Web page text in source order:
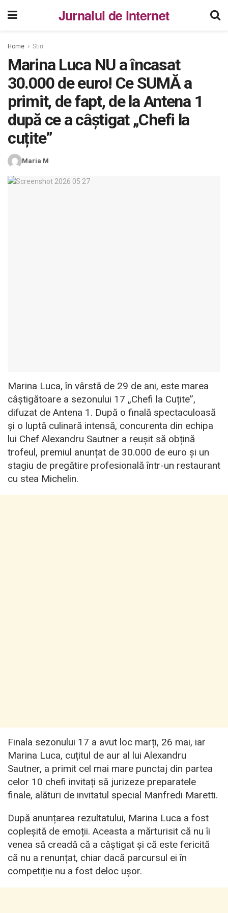
Jurnalul de internet
Home Stiri
Marina Luca NU a încasat
30.000 de euro! Ce SUMĂ a
primit, de fapt, de la Antena 1
după ce a câștigat „Chefi la
cuțite”
Maria M
Marina Luca, în vârstă de 29 de ani, este marea
câștigătoare a sezonului 17 „Chefi la Cuțite”,
difuzat de Antena 1. După o finală spectaculoasă
și o luptă culinară intensă, concurenta din echipa
lui Chef Alexandru Sautner a reușit să obțină
trofeul, premiul anunțat de 30.000 de euro și un
stagiu de pregătire profesională într-un restaurant
cu stea Michelin.
Finala sezonului 17 a avut loc marți, 26 mai, iar
Marina Luca, cuțitul de aur al lui Alexandru
Sautner, a primit cel mai mare punctaj din partea
celor 10 chefi invitați să jurizeze preparatele
finale, alături de invitatul special Manfredi Maretti.
După anunțarea rezultatului, Marina Luca a fost
copleșită de emoții. Aceasta a mărturisit că nu îi
venea să creadă că a câștigat și că este fericită
că nu a renunțat, chiar dacă parcursul ei în
competiție nu a fost deloc ușor.